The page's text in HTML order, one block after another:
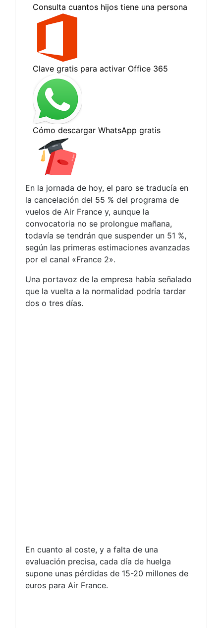
En la jornada de hoy, el paro se traducía en
la cancelación del 55 % del programa de
vuelos de Air France y, aunque la
convocatoria no se prolongue mañana,
todavía se tendrán que suspender un 51 %,
según las primeras estimaciones avanzadas
por el canal «France 2».
Una portavoz de la empresa había señalado
que la vuelta a la normalidad podría tardar
dos o tres días.
En cuanto al coste, y a falta de una
evaluación precisa, cada día de huelga
supone unas pérdidas de 15-20 millones de
euros para Air France.